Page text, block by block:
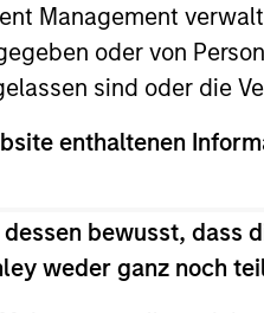
Management
oder von
sind oder die
enthaltenen
bewusst,
weder ganz noch
Stanley and Co-
MSTV in January
of GCM, and had
Private Placements.
facilities, cell
and the inventor of